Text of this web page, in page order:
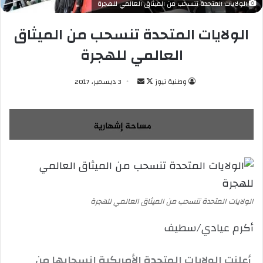
الولايات المتحدة تنسحب من الميثاق العالمي للهجرة
الولايات المتحدة تنسحب من الميثاق
العالمي للهجرة
وطنية نيوز
ت
ب
ع
ع
ى
س
ل
ب
ي
3 ديسمبر، 2017
الولايات المتحدة تنسحب من الميثاق العالمي للهجرة
أكرم عيادي/سطيف